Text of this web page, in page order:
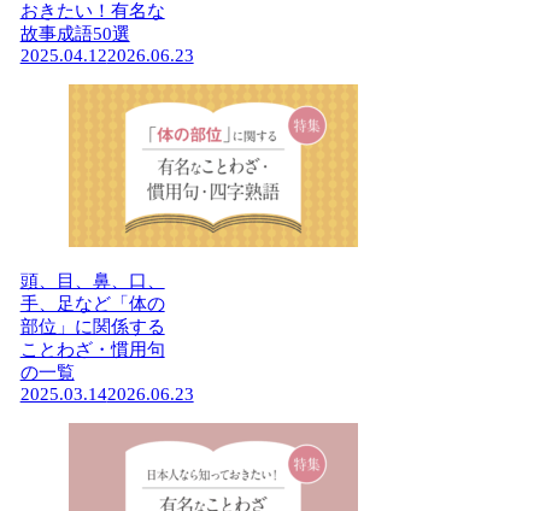
おきたい！有名な
故事成語50選
2025.04.122026.06.23
頭、目、鼻、口、
手、足など「体の
部位」に関係する
ことわざ・慣用句
の一覧
2025.03.142026.06.23